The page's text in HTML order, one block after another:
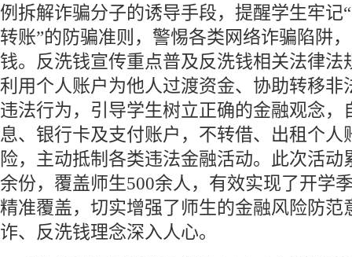
例拆解诈骗分子的诱导手段，提醒学生牢记
转账”的防骗准则，警惕各类网络诈骗陷阱
钱。反洗钱宣传重点普及反洗钱相关法律法
利用个人账户为他人过渡资金、协助转移非
违法行为，引导学生树立正确的金融观念，
息、银行卡及支付账户，不转借、出租个人
险，主动抵制各类违法金融活动。此次活动
余份，覆盖师生500余人，有效实现了开学
精准覆盖，切实增强了师生的金融风险防范
诈、反洗钱理念深入人心。